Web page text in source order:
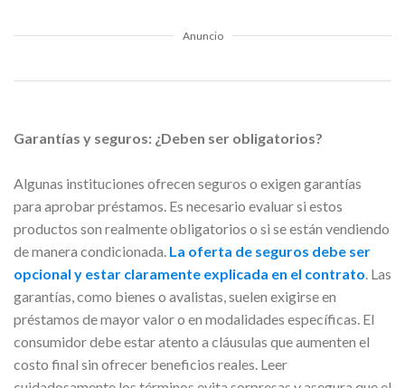
Anuncio
Garantías y seguros: ¿Deben ser obligatorios?
Algunas instituciones ofrecen seguros o exigen garantías
para aprobar préstamos. Es necesario evaluar si estos
productos son realmente obligatorios o si se están vendiendo
de manera condicionada. La oferta de seguros debe ser
opcional y estar claramente explicada en el contrato . Las
garantías, como bienes o avalistas, suelen exigirse en
préstamos de mayor valor o en modalidades específicas. El
consumidor debe estar atento a cláusulas que aumenten el
costo final sin ofrecer beneficios reales. Leer